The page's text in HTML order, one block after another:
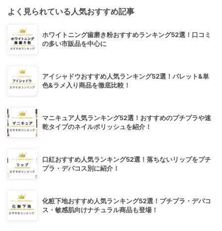
よく見られている人気おすすめ記事
ホワイトニング歯磨き粉おすすめランキング52選！口コミ
の多い市販品を中心に
アイシャドウおすすめ人気ランキング52選！パレット&単
色&ラメ入り商品を徹底比較！
マニキュア人気ランキング52選！おすすめのプチプラや速
乾タイプのネイルポリッシュを紹介！
口紅おすすめ人気ランキング52選！落ちないリップをプチ
プラ・デパコス別に紹介！
化粧下地おすすめ人気ランキング52選！プチプラ・デパコ
ス・敏感肌向けナチュラル商品も登場！